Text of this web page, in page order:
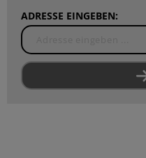
ADRESSE EINGEBEN: